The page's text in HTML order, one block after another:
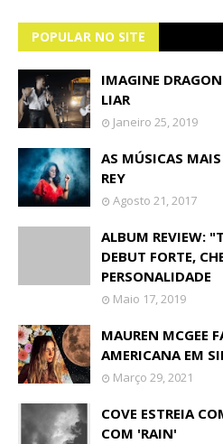
POPULAR NO SITE
IMAGINE
LIAR
Janeiro 25, 2019
AS MÚSICAS
REY
Agosto 21, 2017
ALBUM REVIEW:
DEBUT FORTE,
PERSONALIDADE
Maio 17, 2019
MAUREN MCGEE
AMERICANA EM
Março 29, 2021
COVE ESTREIA
COM 'RAIN'